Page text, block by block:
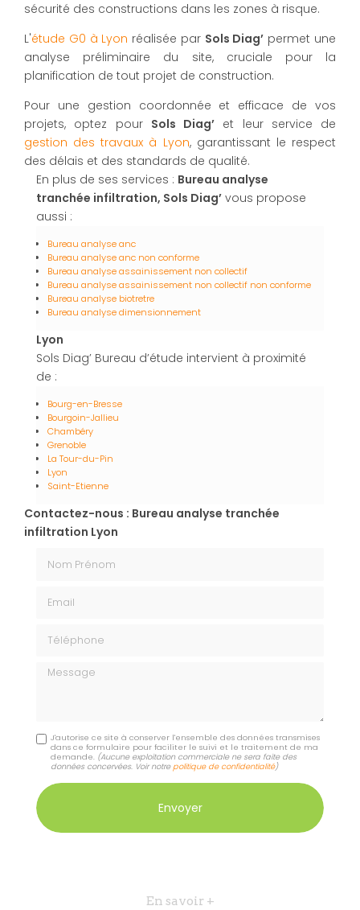
sécurité des constructions dans les zones à risque.
L'étude G0 à Lyon réalisée par Sols Diag’ permet une
analyse préliminaire du site, cruciale pour la
planification de tout projet de construction.
Pour une gestion coordonnée et efficace de vos
projets, optez pour Sols Diag’ et leur service de
gestion des travaux à Lyon, garantissant le respect
des délais et des standards de qualité.
En plus de ses services : Bureau analyse
tranchée infiltration, Sols Diag’ vous propose
aussi :
Bureau analyse anc
Bureau analyse anc non conforme
Bureau analyse assainissement non collectif
Bureau analyse assainissement non collectif non conforme
Bureau analyse biotretre
Bureau analyse dimensionnement
Lyon
Sols Diag’ Bureau d’étude intervient à proximité
de :
Bourg-en-Bresse
Bourgoin-Jallieu
Chambéry
Grenoble
La Tour-du-Pin
Lyon
Saint-Etienne
Contactez-nous : Bureau analyse tranchée
infiltration Lyon
Nom Prénom
Téléphone
Message
J'autorise ce site à conserver l'ensemble des données transmises
dans ce formulaire pour faciliter le suivi et le traitement de ma
demande. (Aucune exploitation commerciale ne sera faite des
données concervées. Voir notrepolitique de confidentialité)
En savoir +